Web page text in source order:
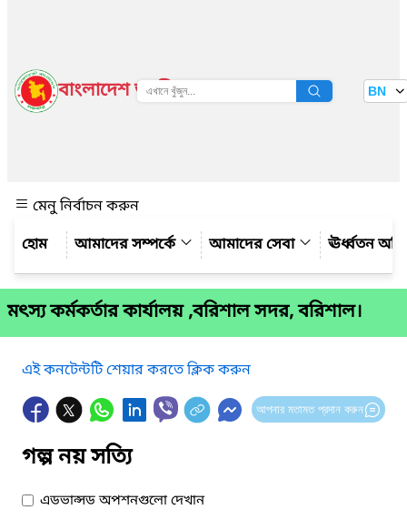
বাংলাদেশ জাতীয় তথ্য বাতায়ন BN
মেনু নির্বাচন করুন
আমাদের সম্পর্কে
আমাদের সেবা ঊর্ধ্বতন
মৎস্য কর্মকর্তার কার্যালয় ,বরিশাল সদর, বরিশাল।
এই কনটেন্টটি শেয়ার করতে ক্লিক করুন
আপনার মতামত প্রদান করুন
গল্প নয় সত্যি
এডভান্সড অপশনগুলো দেখান